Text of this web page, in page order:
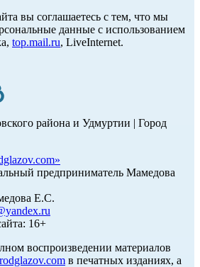
вы соглашаетесь с тем, что мы
данные с использованием
top.mail.ru, LiveInternet.
района и Удмуртии | Город
»
предприниматель Мамедова
Е.С.
16+
воспроизведении материалов
в печатных изданиях, а